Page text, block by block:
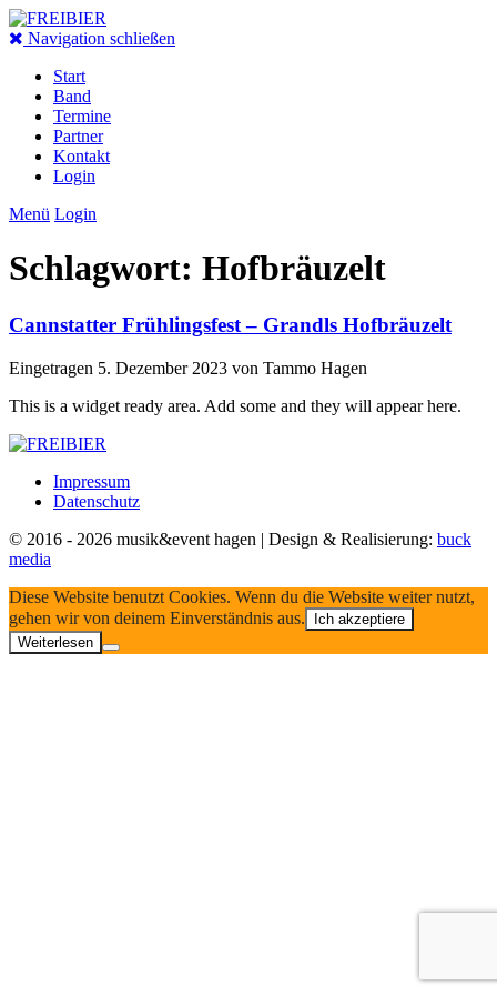
Navigation schließen
Start
Band
Termine
Partner
Kontakt
Login
Menü Login
Schlagwort: Hofbräuzelt
Cannstatter Frühlingsfest – Grandls Hofbräuzelt
Eingetragen 5. Dezember 2023 von Tammo Hagen
This is a widget ready area. Add some and they will appear here.
Impressum
Datenschutz
© 2016 - 2026 musik&event hagen | Design & Realisierung: buck
media
Diese Website benutzt Cookies. Wenn du die Website weiter nutzt,
gehen wir von deinem Einverständnis aus.
Ich akzeptiere
Weiterlesen